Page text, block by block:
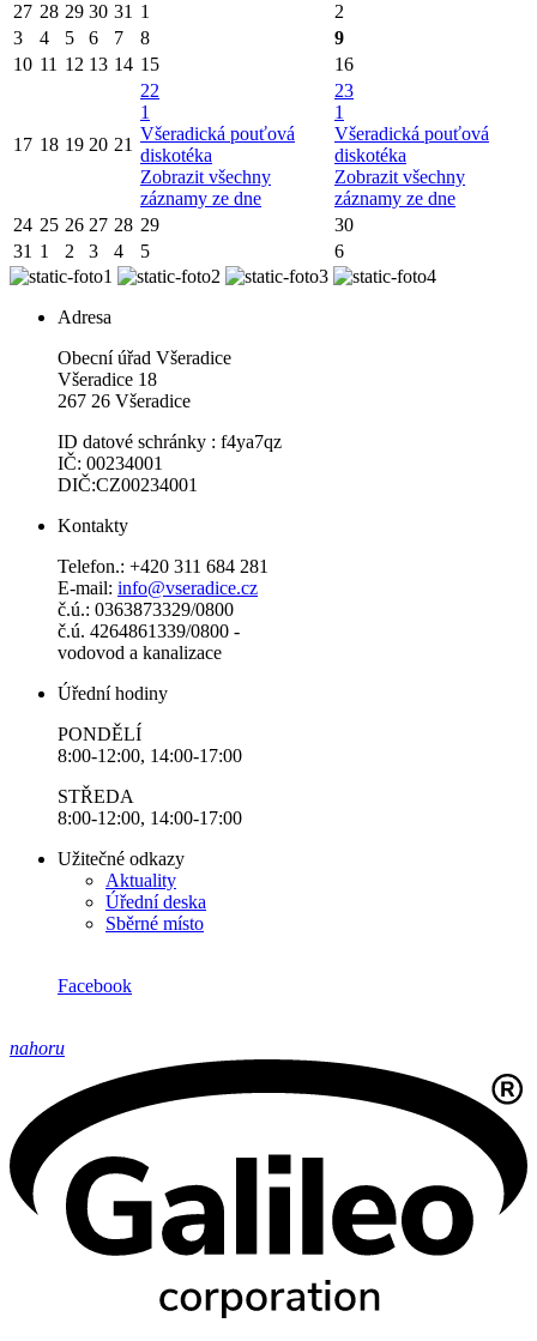
27 28 29 30 31 1
2
3
4 5 6 7 8
9
10 11 12 13 14 15 16
17 18 19 20 21
22
1
Všeradická pouťová
diskotéka
Zobrazit všechny
záznamy ze dne
23
1
Všeradická pouťová
diskotéka
Zobrazit všechny
záznamy ze dne
24 25 26 27 28 29
30
31 1 2 3 4 5 6
Adresa
Obecní úřad Všeradice
Všeradice 18
267 26 Všeradice
ID datové schránky : f4ya7qz
IČ: 00234001
DIČ:CZ00234001
Kontakty
Telefon.: +420 311 684 281
E-mail: info@vseradice.cz
č.ú.: 0363873329/0800
č.ú. 4264861339/0800 -
vodovod a kanalizace
Úřední hodiny
PONDĚLÍ
8:00-12:00, 14:00-17:00
STŘEDA
8:00-12:00, 14:00-17:00
Užitečné odkazy
Aktuality
Úřední deska
Sběrné místo
Facebook
nahoru